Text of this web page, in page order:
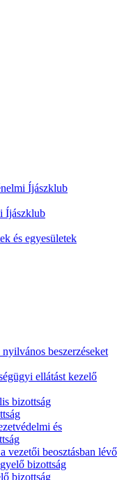
Íjászklub
Íjászklub
és egyesületek
beszerzéseket
ellátást kezelő
bizottság
és
vezetői beosztásban lévő
bizottság
bizottság